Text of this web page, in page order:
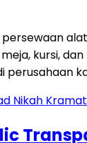
kursi,
perusahaan